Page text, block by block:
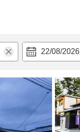
22/08/2026
nghi